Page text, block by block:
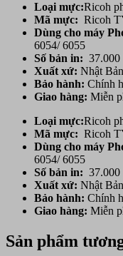
Loại mực:Ricoh
Mã mực: Ricoh
Dùng cho máy
6054/ 6055
Số bản in:
Xuất xứ: Nhật Bản
Bảo hành: Chính
Giao hàng: Miễn
Loại mực:Ricoh
Mã mực: Ricoh
Dùng cho máy
6054/ 6055
Số bản in:
Xuất xứ: Nhật Bản
Bảo hành: Chính
Giao hàng: Miễn
Sản phẩm